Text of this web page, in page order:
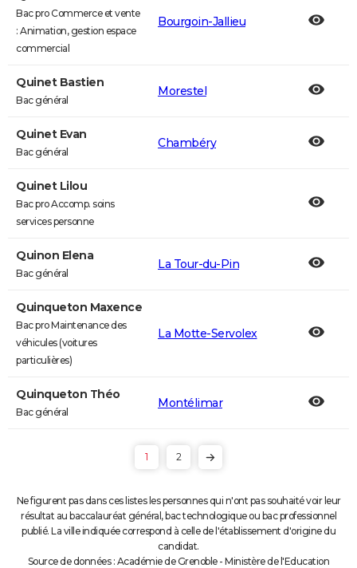
Bac pro Commerce et vente
: Animation, gestion espace
commercial
Bourgoin-Jallieu
Quinet Bastien
Bac général
Morestel
Quinet Evan
Bac général
Chambéry
Quinet Lilou
Bac pro Accomp. soins
services personne
Quinon Elena
Bac général
La Tour-du-Pin
Quinqueton Maxence
Bac pro Maintenance des
véhicules (voitures
particulières)
La Motte-Servolex
Quinqueton Théo
Bac général
Montélimar
1 2
Ne figurent pas dans ces listes les personnes qui n'ont pas souhaité voir leur
résultat au baccalauréat général, bac technologique ou bac professionnel
publié. La ville indiquée correspond à celle de l'établissement d'origine du
candidat.
Source de données : Académie de Grenoble - Ministère de l'Education